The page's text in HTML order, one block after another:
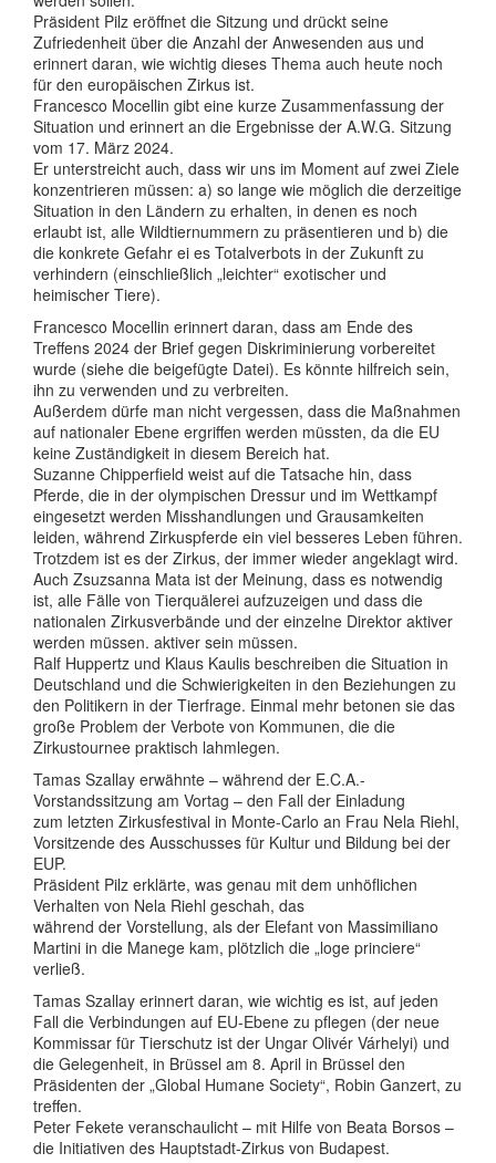
Präsident Pilz eröffnet die Sitzung und drückt seine
Zufriedenheit über die Anzahl der Anwesenden aus und
erinnert daran, wie wichtig dieses Thema auch heute noch
für den europäischen Zirkus ist.
Francesco Mocellin gibt eine kurze Zusammenfassung der
Situation und erinnert an die Ergebnisse der A.W.G. Sitzung
vom 17. März 2024.
Er unterstreicht auch, dass wir uns im Moment auf zwei Ziele
konzentrieren müssen: a) so lange wie möglich die derzeitige
Situation in den Ländern zu erhalten, in denen es noch
erlaubt ist, alle Wildtiernummern zu präsentieren und b) die
die konkrete Gefahr ei es Totalverbots in der Zukunft zu
verhindern (einschließlich „leichter“ exotischer und
heimischer Tiere).
Francesco Mocellin erinnert daran, dass am Ende des
Treffens 2024 der Brief gegen Diskriminierung vorbereitet
wurde (siehe die beigefügte Datei). Es könnte hilfreich sein,
ihn zu verwenden und zu verbreiten.
Außerdem dürfe man nicht vergessen, dass die Maßnahmen
auf nationaler Ebene ergriffen werden müssten, da die EU
keine Zuständigkeit in diesem Bereich hat.
Suzanne Chipperfield weist auf die Tatsache hin, dass
Pferde, die in der olympischen Dressur und im Wettkampf
eingesetzt werden Misshandlungen und Grausamkeiten
leiden, während Zirkuspferde ein viel besseres Leben führen.
Trotzdem ist es der Zirkus, der immer wieder angeklagt wird.
Auch Zsuzsanna Mata ist der Meinung, dass es notwendig
ist, alle Fälle von Tierquälerei aufzuzeigen und dass die
nationalen Zirkusverbände und der einzelne Direktor aktiver
werden müssen. aktiver sein müssen.
Ralf Huppertz und Klaus Kaulis beschreiben die Situation in
Deutschland und die Schwierigkeiten in den Beziehungen zu
den Politikern in der Tierfrage. Einmal mehr betonen sie das
große Problem der Verbote von Kommunen, die die
Zirkustournee praktisch lahmlegen.
Tamas Szallay erwähnte – während der E.C.A.-
Vorstandssitzung am Vortag – den Fall der Einladung
zum letzten Zirkusfestival in Monte-Carlo an Frau Nela Riehl,
Vorsitzende des Ausschusses für Kultur und Bildung bei der
EUP.
Präsident Pilz erklärte, was genau mit dem unhöflichen
Verhalten von Nela Riehl geschah, das
während der Vorstellung, als der Elefant von Massimiliano
Martini in die Manege kam, plötzlich die „loge princiere“
verließ.
Tamas Szallay erinnert daran, wie wichtig es ist, auf jeden
Fall die Verbindungen auf EU-Ebene zu pflegen (der neue
Kommissar für Tierschutz ist der Ungar Olivér Várhelyi) und
die Gelegenheit, in Brüssel am 8. April in Brüssel den
Präsidenten der „Global Humane Society“, Robin Ganzert, zu
treffen.
Peter Fekete veranschaulicht – mit Hilfe von Beata Borsos –
die Initiativen des Hauptstadt-Zirkus von Budapest.